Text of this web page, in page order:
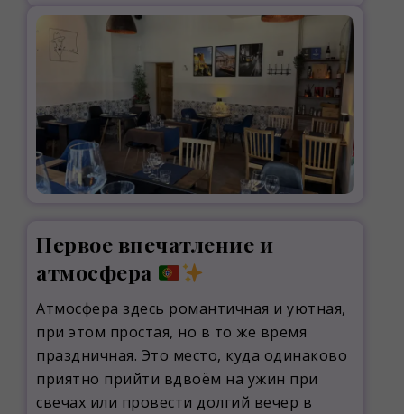
Первое впечатление и
атмосфера
Атмосфера здесь романтичная и уютная,
при этом простая, но в то же время
праздничная. Это место, куда одинаково
приятно прийти вдвоём на ужин при
свечах или провести долгий вечер в